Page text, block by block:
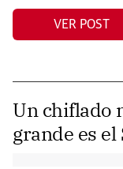
VER POST
Un chiflado
grande es